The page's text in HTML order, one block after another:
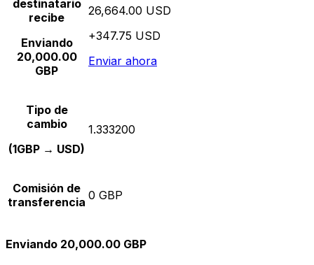
destinatario
recibe
Enviando
20,000.00
GBP
26,664.00 USD
+347.75 USD
Enviar ahora
Tipo de
cambio
(1GBP → USD)
1.333200
Comisión de
transferencia 0 GBP
Enviando 20,000.00 GBP